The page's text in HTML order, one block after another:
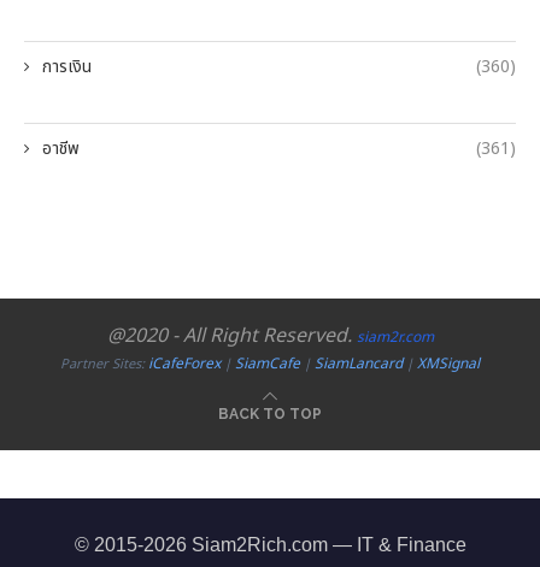
การเงิน (360)
อาชีพ (361)
@2020 - All Right Reserved. siam2r.com
Partner Sites:iCafeForex|SiamCafe|SiamLancard|XMSignal
BACK TO TOP
© 2015-2026 Siam2Rich.com — IT & Finance